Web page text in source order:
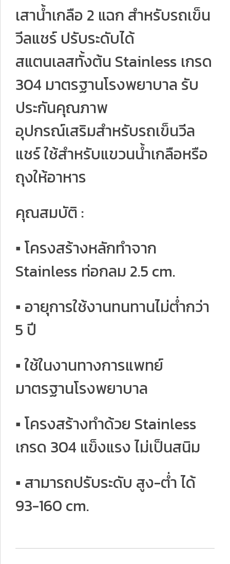
เสาน้ำเกลือ 2 แฉก สำหรับรถเข็น
วีลแชร์ ปรับระดับได้
สแตนเลสทั้งต้น Stainless เกรด
304 มาตรฐานโรงพยาบาล รับ
ประกันคุณภาพ
อุปกรณ์เสริมสำหรับรถเข็นวีล
แชร์ ใช้สำหรับแขวนน้ำเกลือหรือ
ถุงให้อาหาร
คุณสมบัติ :
▪ โครงสร้างหลักทำจาก
Stainless ท่อกลม 2.5 cm.
▪ อายุการใช้งานทนทานไม่ต่ำกว่า
5 ปี
▪ ใช้ในงานทางการแพทย์
มาตรฐานโรงพยาบาล
▪ โครงสร้างทำด้วย Stainless
เกรด 304 แข็งแรง ไม่เป็นสนิม
▪ สามารถปรับระดับ สูง-ต่ำ ได้
93-160 cm.